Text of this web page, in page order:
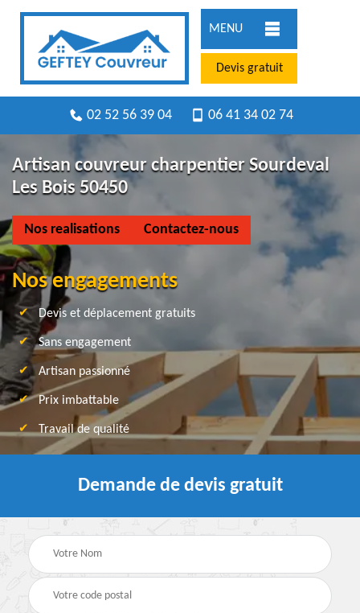
MENU
Devis gratuit
02 52 56 39 04 06 41 34 02 74
Artisan couvreur charpentier Sourdeval
Les Bois 50450
Nos realisations Contactez-nous
Nos engagements
Devis et déplacement gratuits
Sans engagement
Artisan passionné
Prix imbattable
Travail de qualité
Demande de devis gratuit